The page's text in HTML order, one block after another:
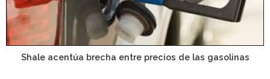
Shale acentúa brecha entre precios de las gasolinas